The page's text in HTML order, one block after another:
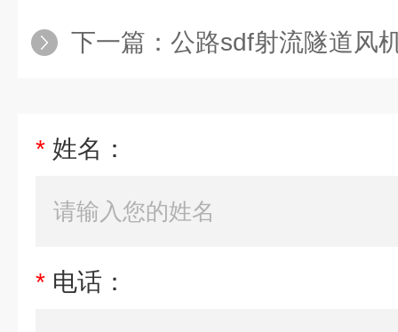
下一篇： 公路sdf射流隧道风
* 姓名：
* 电话：